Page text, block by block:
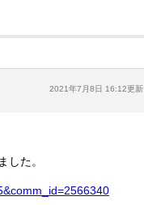
2021年7月8日 16:12更新
した。
m_id=2566340